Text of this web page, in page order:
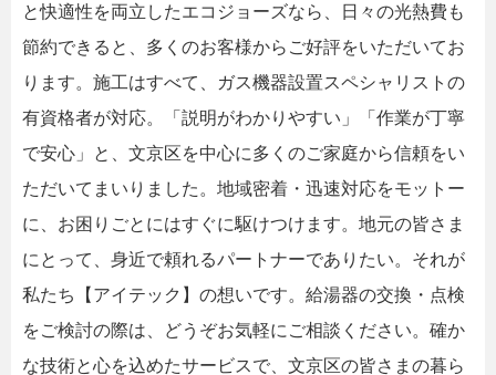
と快適性を両立したエコジョーズなら、日々の光熱費も
節約できると、多くのお客様からご好評をいただいてお
ります。施工はすべて、ガス機器設置スペシャリストの
有資格者が対応。「説明がわかりやすい」「作業が丁寧
で安心」と、文京区を中心に多くのご家庭から信頼をい
ただいてまいりました。地域密着・迅速対応をモットー
に、お困りごとにはすぐに駆けつけます。地元の皆さま
にとって、身近で頼れるパートナーでありたい。それが
私たち【アイテック】の想いです。給湯器の交換・点検
をご検討の際は、どうぞお気軽にご相談ください。確か
な技術と心を込めたサービスで、文京区の皆さまの暮ら